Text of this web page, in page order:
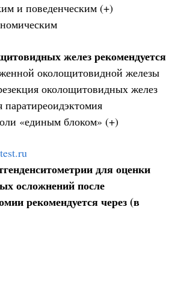
и поведенческим (+)
желез рекомендуется
околощитовидной железы
околощитовидных желез
паратиреоидэктомия
«единым блоком» (+)
для оценки
осложнений после
рекомендуется через (в